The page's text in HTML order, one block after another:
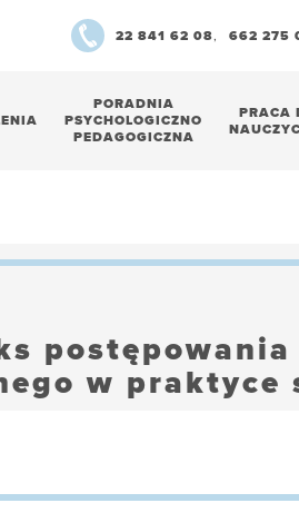
22 841 62 08 662 275
PORADNIA
PSYCHOLOGICZNO
PEDAGOGICZNA
PRACA
postępowania
w praktyce